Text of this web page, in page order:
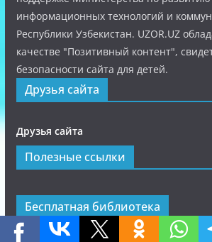
информационных технологий и
Республики Узбекистан. UZOR.UZ
качестве "Позитивный контент",
безопасности сайта для детей.
Друзья сайта
Друзья сайта
Полезные ссылки
Бесплатная библиотека